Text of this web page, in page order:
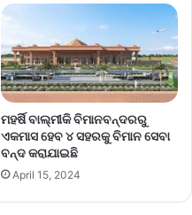
ମହର୍ଷି ବାଲ୍ମୀକି ବିମାନବନ୍ଦରରୁ
ଏକମାସ ହେବ ୪ ସହରକୁ ବିମାନ ସେବା
ବନ୍ଦ କରାଯାଇଛି
April 15, 2024